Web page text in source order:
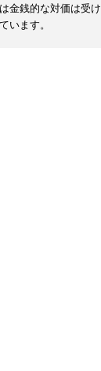
金銭的な対価は受け
います。